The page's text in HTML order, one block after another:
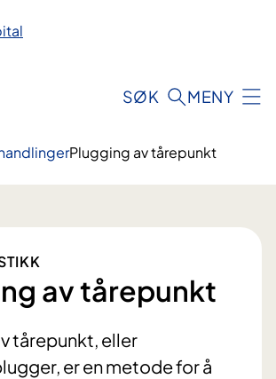
SØK MENY
Plugging av tårepunkt
av tårepunkt
tårepunkt, eller
er en metode for å